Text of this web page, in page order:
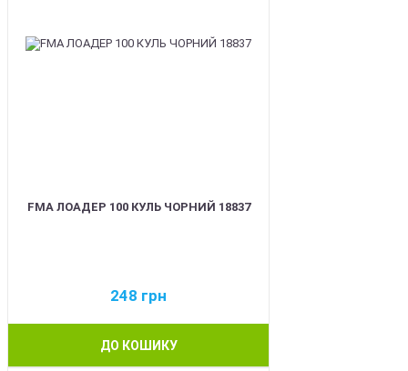
FMA ЛОАДЕР 100 КУЛЬ ЧОРНИЙ 18837
248 грн
ДО КОШИКУ